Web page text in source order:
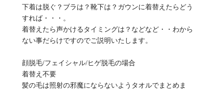
下着は脱ぐ？ブラは？靴下は？ガウンに着替えたらどう
すれば・・・。
着替えたら声かけるタイミングは？などなど・・わから
ない事だらけですのでご説明いたします。
顔脱毛/フェイシャル/ヒゲ脱毛の場合
着替え不要
髪の毛は照射の邪魔にならないようタオルでまとめま